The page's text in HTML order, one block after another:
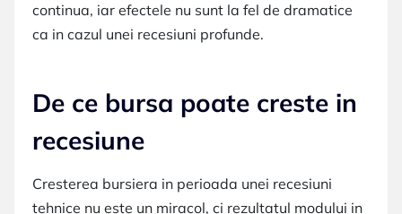
continua, iar efectele nu sunt la fel de dramatice
ca in cazul unei recesiuni profunde.
De ce bursa poate creste in
recesiune
Cresterea bursiera in perioada unei recesiuni
tehnice nu este un miracol, ci rezultatul modului in